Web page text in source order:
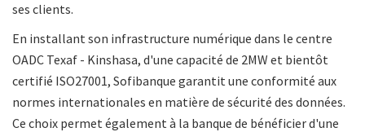
ses clients.
En installant son infrastructure numérique dans le centre
OADC Texaf - Kinshasa, d'une capacité de 2MW et bientôt
certifié ISO27001, Sofibanque garantit une conformité aux
normes internationales en matière de sécurité des données.
Ce choix permet également à la banque de bénéficier d'une